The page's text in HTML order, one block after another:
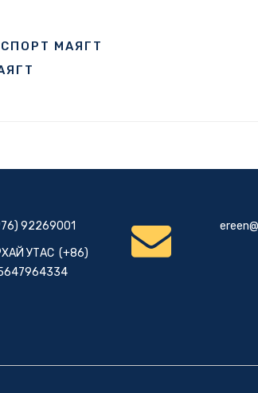
МАЯГТ
92269001
УТАС (+86)